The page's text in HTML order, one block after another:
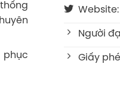
Người
Giấy